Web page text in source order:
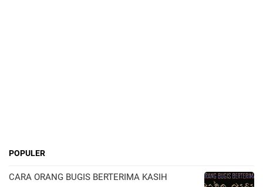
POPULER
CARA ORANG BUGIS BERTERIMA KASIH